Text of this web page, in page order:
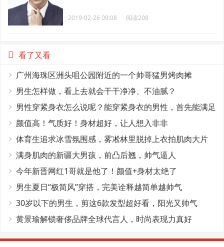
2019-02-26 09:08 阅读208
看了又看
广州海珠区洲头咀公园附近的一个帅哥猛男烤肉摊
男生怎样做，看上去就会干干净净、不油腻？
男性穿紧身衣怎么说呢？能穿紧身衣的男性，首先能满足
这4个条件
颜值高！气质好！身材超好，让人想入非非
体育生追求冰雪氛围感，雾凇林里脱掉上衣拍肌肉大片
满身肌肉的新疆大男孩，前凸后翘，帅气逼人
今年新晋网红1哥就是他了！颜值+身材太绝了
男生夏日“极简风”穿搭，完美诠释越简单越帅气
30岁以下的男生，剪这6款发型超好看，阳光又帅气
黄景瑜解锁奢侈品牌全球代言人，时尚表现力真好